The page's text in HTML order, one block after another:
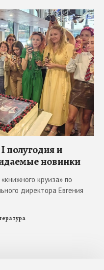
полугодия и
новинки
круиза» по
директора Евгения